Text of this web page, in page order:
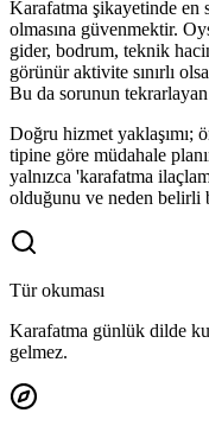
Karafatma şikayetinde en
olmasına güvenmektir.
gider, bodrum, teknik
görünür aktivite sınırlı
Bu da sorunun
Doğru hizmet yaklaşımı;
tipine göre müdahale
yalnızca 'karafatma
olduğunu ve neden belirli
Tür okuması
Karafatma günlük dilde
gelmez.